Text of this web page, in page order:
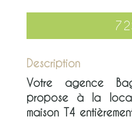
Description
Votre agence
propose à la
maison T4